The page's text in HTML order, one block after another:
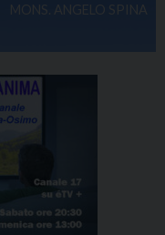
MONS. ANGELO SPINA